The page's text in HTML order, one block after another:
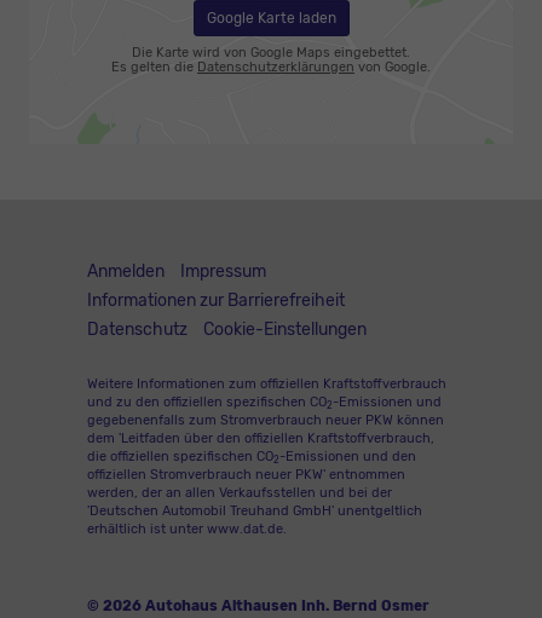
Google Karte laden
Die Karte wird von Google Maps eingebettet.
Es gelten die Datenschutzerklärungen von Google.
Anmelden
Impressum
Informationen zur Barrierefreiheit
Datenschutz
Cookie-Einstellungen
Weitere Informationen zum offiziellen Kraftstoffverbrauch
und zu den offiziellen spezifischen CO2 -Emissionen und
gegebenenfalls zum Stromverbrauch neuer PKW können
dem 'Leitfaden über den offiziellen Kraftstoffverbrauch,
die offiziellen spezifischen CO2 -Emissionen und den
offiziellen Stromverbrauch neuer PKW' entnommen
werden, der an allen Verkaufsstellen und bei der
'Deutschen Automobil Treuhand GmbH' unentgeltlich
erhältlich ist unter www.dat.de.
© 2026 Autohaus Althausen Inh. Bernd Osmer